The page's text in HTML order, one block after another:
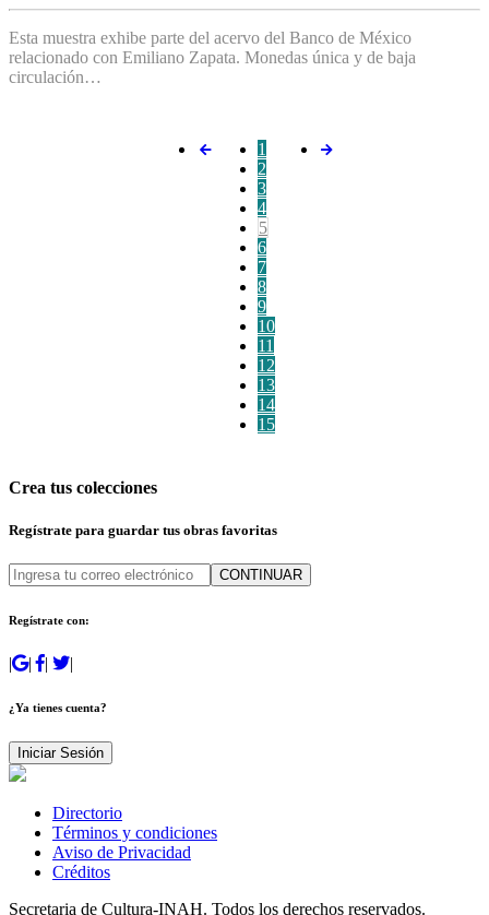
Esta muestra exhibe parte del acervo del Banco de México
relacionado con Emiliano Zapata. Monedas única y de baja
circulación…
1
2
3
4
5
6
7
8
9
10
11
12
13
14
15
Crea tus colecciones
Regístrate para guardar tus obras favoritas
CONTINUAR
Regístrate con:
| | | |
¿Ya tienes cuenta?
Iniciar Sesión
Directorio
Términos y condiciones
Aviso de Privacidad
Créditos
Secretaria de Cultura-INAH. Todos los derechos reservados.